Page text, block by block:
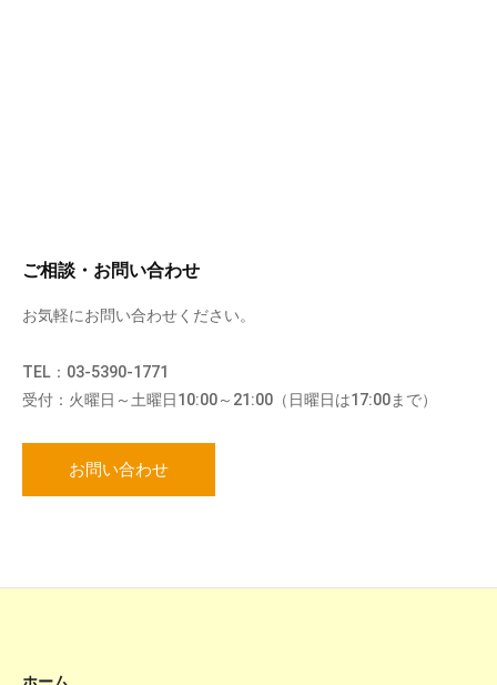
ご相談・お問い合わせ
お気軽にお問い合わせください。
TEL：03-5390-1771
受付：火曜日～土曜日10:00～21:00（日曜日は17:00まで）
お問い合わせ